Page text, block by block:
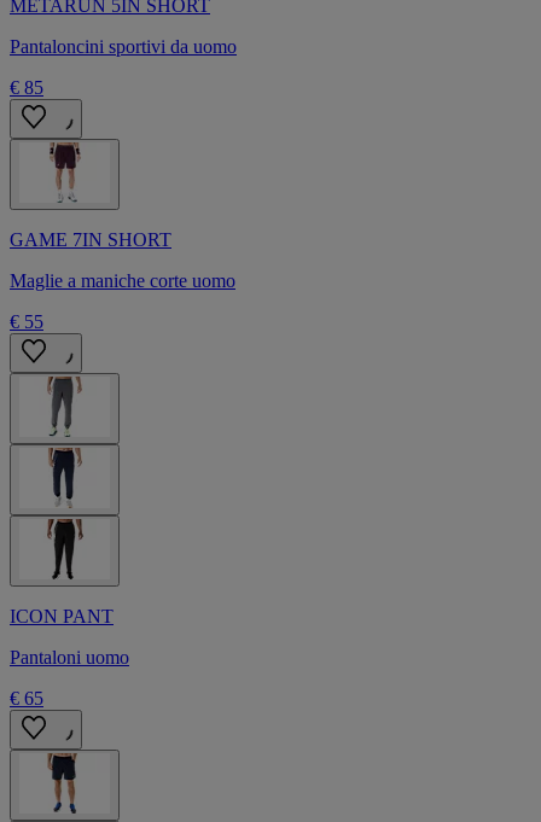
METARUN 5IN SHORT
Pantaloncini sportivi da uomo
€ 85
GAME 7IN SHORT
Maglie a maniche corte uomo
€ 55
ICON PANT
Pantaloni uomo
€ 65